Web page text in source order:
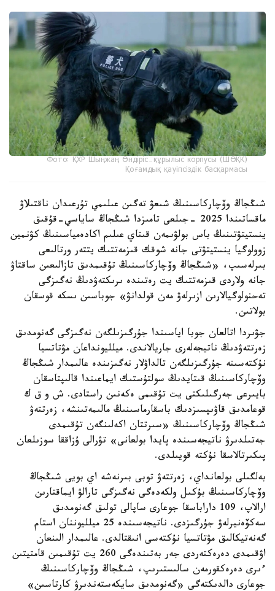
Фото: ҚХР Шыңжаң Өндіріс-құрылыс корпусы (ШӨҚК)
Қоғамдық қауіпсіздік басқармасы
شىڭجاڭ وۆچاركاسىنىڭ شىعۋ تەگىن عىلىمي تۇرعىدان ناقتىلاۋ
ماقساتىندا 2025 -جىلعى تامىزدا شىڭجاڭ ساياسي-قۇقىق
ينستيتۋتىنىڭ باس بولۋىمەن قىتاي عىلىم اكادەمياسىنىڭ كۋنمين
زوولوگيا ينستيتۋتى جانە شوقك قىزمەتتىك يتتەر ورتالىعى
بىرلەسىپ، «شىڭجاڭ وۆچاركاسىنىڭ تۇقىمدىق تازالىعىن ساقتاۋ
جانە ولاردى قىزمەتتىك يت رەتىندە ىرىكتەۋدىڭ نەگىزگى
تەحنولوگيالارىن ازىرلەۋ مەن قولدانۋ» جوباسىن ىسكە قوسقان
بولاتىن.
جۋىردا اتالعان جوبا اياسىندا جۇرگىزىلگەن نەگىزگى گەنومدىق
زەرتتەۋدىڭ ناتيجەلەرى جاريالاندى. ميلليونداعان مۋتاتسيا
نۇكتەسىنە جۇرگىزىلگەن تالداۋلار نەگىزىندە عالىمدار شىڭجاڭ
وۆچاركاسىنىڭ قىتايدىڭ سولتۇستىك ايماعىندا قالىپتاسقان
بايىرعى جەرگىلىكتى يت تۇقىمى ەكەنىن راستادى. ش و ق ك
قوعامدىق قاۋىپسىزدىك باسقارماسىنىڭ مالىمەتىنشە، زەرتتەۋ
شىڭجاڭ وۆچاركاسىنىڭ «سىرتتان اكەلىنگەن تۇقىمدى
جەتىلدىرۋ ناتيجەسىندە پايدا بولعانى» تۋرالى ۇزاققا سوزىلعان
پىكىرتالاسقا نۇكتە قويىلدى.
بەلگىلى بولعانداي، زەرتتەۋ توبى بىرنەشە اي بويى شىڭجاڭ
وۆچاركاسىنىڭ بۇكىل ولكەدەگى نەگىزگى تارالۋ ايماقتارىن
ارالاپ، 109 داراباسقا جوعارى ساپالى تولىق گەنومدىق
سەكۆەنيرلەۋ جۇرگىزدى. ناتيجەسىندە 25 ميلليوننان استام
گەنەتيكالىق مۋتاتسيا نۇكتەسى انىقتالدى. عالىمدار الىنعان
اۋقىمدى دەرەكتەردى جەر بەتىندەگى 260 يت تۇقىمىن قامتيتىن
ءىرى دەرەكقورمەن سالىستىرىپ، شىڭجاڭ وۆچاركاسىنىڭ
جوعارى دالدىكتەگى «گەنومدىق سايكەستەندىرۋ كارتاسىن»